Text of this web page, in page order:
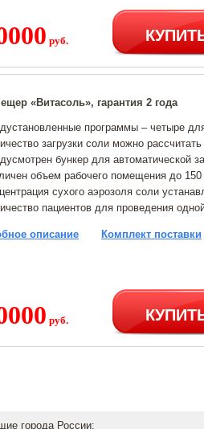
руб.
«Витасоль», гарантия 2 года
программы – четыре
загрузки соли можно
бункер для автоматической
объем рабочего помещения до 150
сухого аэрозоля соли
пациентов для проведения
описание Комплект поставки
руб.
города России: